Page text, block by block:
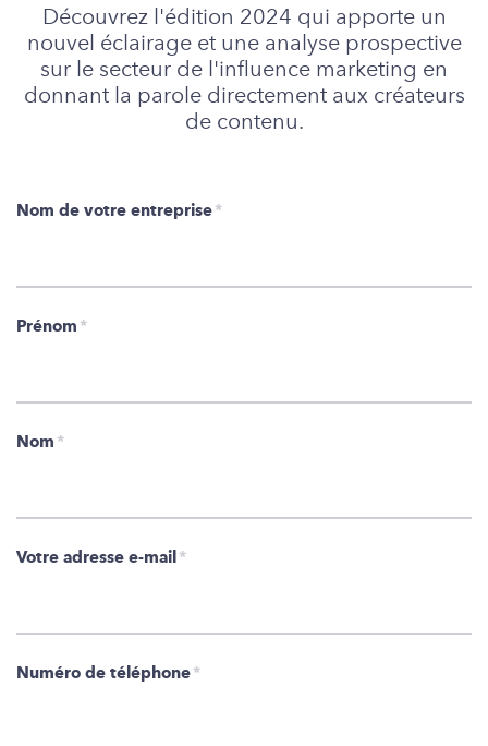
Découvrez l'édition 2024 qui apporte un
nouvel éclairage et une analyse prospective
sur le secteur de l'influence marketing en
donnant la parole directement aux créateurs
de contenu.
Nom de votre entreprise *
Prénom *
Nom *
Votre adresse e-mail *
Numéro de téléphone *